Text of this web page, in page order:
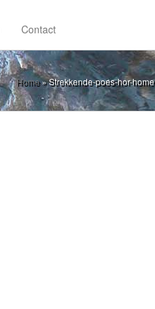
Contact
Home»Strekkende-poes-hor-home